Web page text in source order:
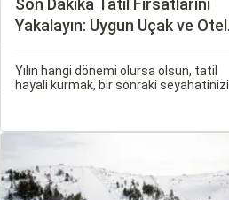
Son Dakika Tatil Fırsatlarını
Yakalayın: Uygun Uçak ve Otel
Yılın hangi dönemi olursa olsun, tatil
hayali kurmak, bir sonraki seyahatinizi